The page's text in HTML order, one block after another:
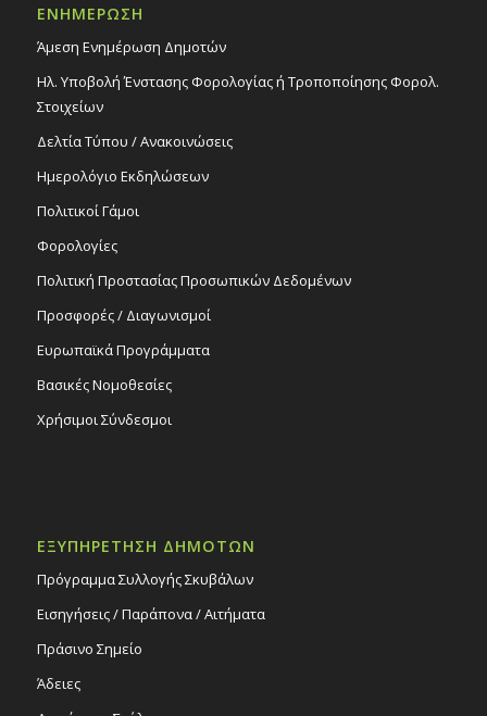
ΕΝΗΜΕΡΩΣΗ
Άμεση Ενημέρωση Δημοτών
Ηλ. Υποβολή Ένστασης Φορολογίας ή Τροποποίησης Φορολ.
Στοιχείων
Δελτία Τύπου / Ανακοινώσεις
Ημερολόγιο Εκδηλώσεων
Πολιτικοί Γάμοι
Φορολογίες
Πολιτική Προστασίας Προσωπικών Δεδομένων
Προσφορές / Διαγωνισμοί
Ευρωπαϊκά Προγράμματα
Βασικές Νομοθεσίες
Χρήσιμοι Σύνδεσμοι
ΕΞΥΠΗΡΕΤΗΣΗ ΔΗΜΟΤΩΝ
Πρόγραμμα Συλλογής Σκυβάλων
Εισηγήσεις / Παράπονα / Αιτήματα
Πράσινο Σημείο
Άδειες